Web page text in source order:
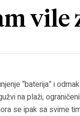
vile
“baterija” i
na plaži,
se ipak sa svime